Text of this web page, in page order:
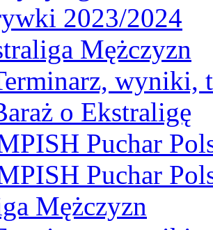
2023/2024
Mężczyzn
wyniki,
o Ekstraligę
Puchar
Puchar
Mężczyzn